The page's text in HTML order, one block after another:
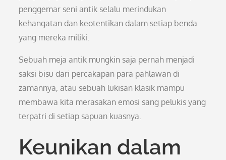
penggemar seni antik selalu merindukan
kehangatan dan keotentikan dalam setiap benda
yang mereka miliki.
Sebuah meja antik mungkin saja pernah menjadi
saksi bisu dari percakapan para pahlawan di
zamannya, atau sebuah lukisan klasik mampu
membawa kita merasakan emosi sang pelukis yang
terpatri di setiap sapuan kuasnya.
Keunikan dalam